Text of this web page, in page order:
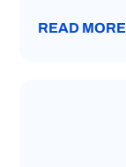
READ MORE